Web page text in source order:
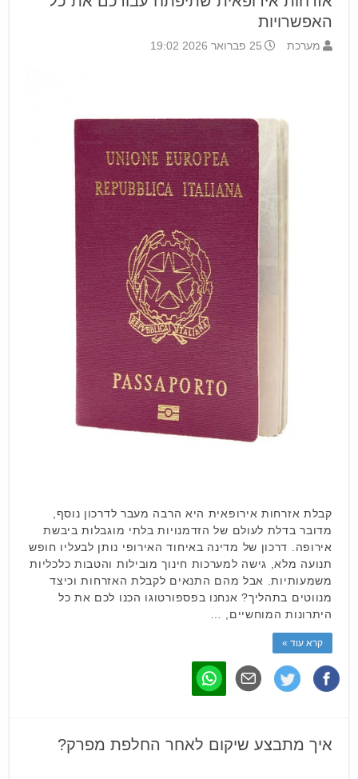
האפשרויות
מערכת 25 פברואר 2026 19:02
קבלת אזרחות אירופאית היא הרבה מעבר לדרכון נוסף,
מדובר בדלת לעולם של הזדמנויות בלתי מוגבלות ביבשת
אירופה. דרכון של מדינה באיחוד האירופי נותן לבעליו חופש
תנועה מלא, גישה למערכות חינוך מובילות והטבות כלכליות
משמעותיות. אבל מהם התנאים לקבלת האזרחות וכיצד
מנווטים בתהליך? אנחנו בפספורטוגו הכנו לכם את כל
היתרונות המוחשיים, …
קרא עוד »
איך מתבצע שיקום לאחר החלפת מפרק?